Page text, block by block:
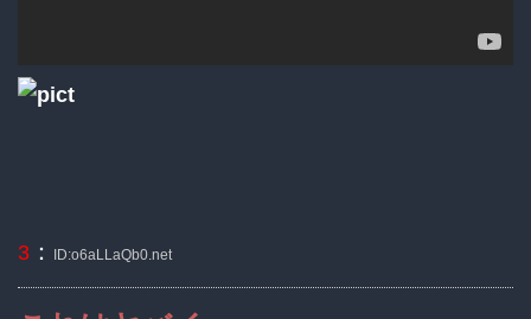
3 ： ID:o6aLLaQb0.net